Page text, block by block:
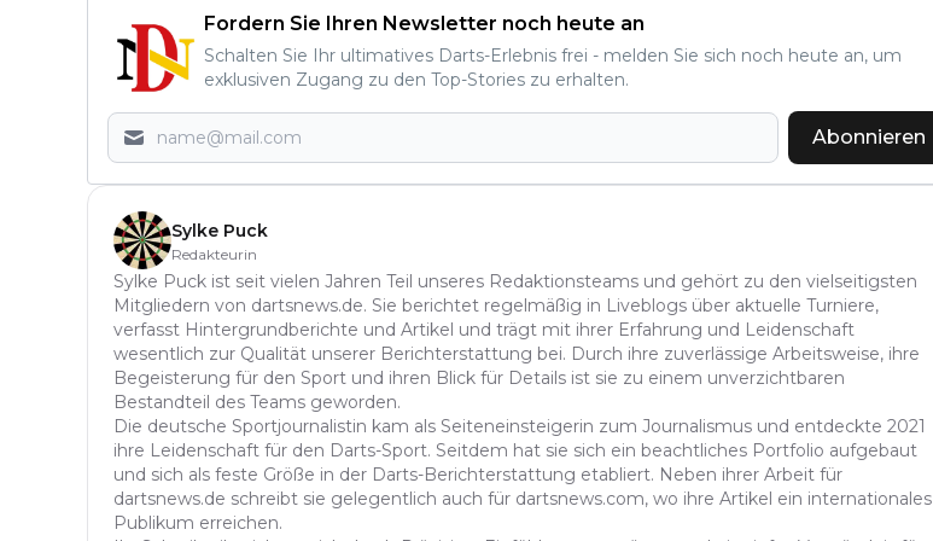
Fordern Sie Ihren Newsletter noch heute an
Schalten Sie Ihr ultimatives Darts-Erlebnis frei - melden Sie sich noch heute an, um
exklusiven Zugang zu den Top-Stories zu erhalten.
Abonnieren
Sylke Puck
Redakteurin
Sylke Puck ist seit vielen Jahren Teil unseres Redaktionsteams und gehört zu den vielseitigsten
Mitgliedern von dartsnews.de. Sie berichtet regelmäßig in Liveblogs über aktuelle Turniere,
verfasst Hintergrundberichte und Artikel und trägt mit ihrer Erfahrung und Leidenschaft
wesentlich zur Qualität unserer Berichterstattung bei. Durch ihre zuverlässige Arbeitsweise, ihre
Begeisterung für den Sport und ihren Blick für Details ist sie zu einem unverzichtbaren
Bestandteil des Teams geworden.
Die deutsche Sportjournalistin kam als Seiteneinsteigerin zum Journalismus und entdeckte 2021
ihre Leidenschaft für den Darts-Sport. Seitdem hat sie sich ein beachtliches Portfolio aufgebaut
und sich als feste Größe in der Darts-Berichterstattung etabliert. Neben ihrer Arbeit für
dartsnews.de schreibt sie gelegentlich auch für dartsnews.com, wo ihre Artikel ein internationales
Publikum erreichen.